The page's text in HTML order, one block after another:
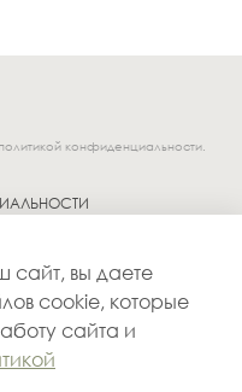
конфиденциальности.
сайт, вы даете
cookie, которые
сайта и